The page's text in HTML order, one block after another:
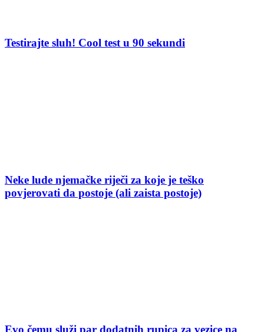
Testirajte sluh! Cool test u 90 sekundi
Neke lude njemačke riječi za koje je teško
povjerovati da postoje (ali zaista postoje)
Evo čemu služi par dodatnih rupica za vezice na